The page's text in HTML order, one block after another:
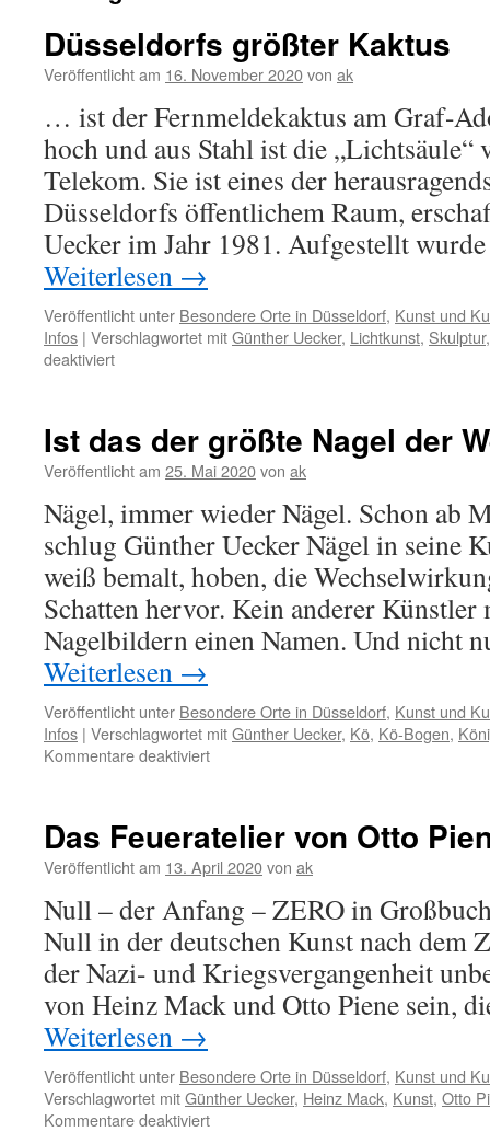
Düsseldorfs größter Kaktus
Veröffentlicht am 16. November 2020von ak
… ist der Fernmeldekaktus am Graf-
hoch und aus Stahl ist die „Lichtsäule“
Telekom. Sie ist eines der
Düsseldorfs öffentlichem Raum,
Uecker im Jahr 1981. Aufgestellt
Weiterlesen →
Veröffentlicht unter Besondere Orte in Düsseldorf, Kunst und
Infos | Verschlagwortet mitGünther Uecker, Lichtkunst, Skulptur
deaktiviertfür
Ist das der größte Nagel der
Veröffentlicht am 25. Mai 2020von ak
Nägel, immer wieder Nägel. Schon ab
schlug Günther Uecker Nägel in seine
weiß bemalt, hoben, die
Schatten hervor. Kein anderer Künstler
Nagelbildern einen Namen. Und nicht
Weiterlesen →
Veröffentlicht unter Besondere Orte in Düsseldorf, Kunst und
Infos | Verschlagwortet mitGünther Uecker, Kö, Kö-Bogen,
Kommentare deaktiviertfür
größte
Nagel
Welt?
Das Feueratelier von Otto
Veröffentlicht am 13. April 2020von ak
Null – der Anfang – ZERO in
Null in der deutschen Kunst nach dem
der Nazi- und Kriegsvergangenheit
von Heinz Mack und Otto Piene sein,
Weiterlesen →
Veröffentlicht unter Besondere Orte in Düsseldorf, Kunst und
Verschlagwortet mitGünther Uecker, Heinz Mack, Kunst, Otto
Kommentare deaktiviertfür